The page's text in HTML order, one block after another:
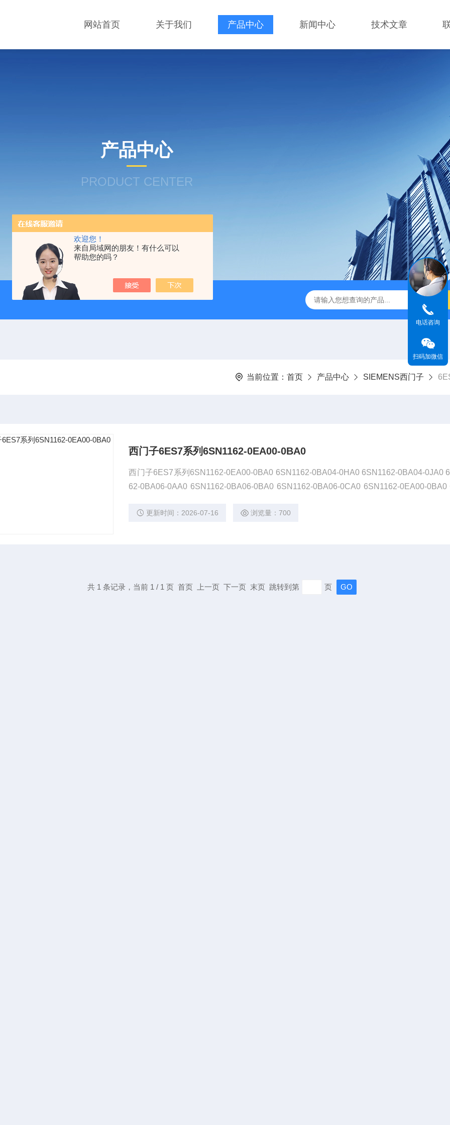
欢迎您！
来自局域网的朋友！有什么可以
帮助您的吗？
网站首页 关于我们 产品中心 新闻中心 技术文章
产品中心
PRODUCT CENTER
当前位置： 首页 产品中心 SIEMENS西门子
西门子6ES7系列6SN1162-0EA00-0BA0
西门子6ES7系列6SN1162-0EA00-0BA0 6SN1162-0BA04-0HA0 6SN1162-0BA04-0JA0
62-0BA06-0AA0 6SN1162-0BA06-0BA0 6SN1162-0BA06-0CA0 6SN1162-0EA00-0BA0
更新时间：2026-07-16 浏览量：700
共 1 条记录，当前 1 / 1 页 首页 上一页 下一页 末页 跳转到第 页
电话咨询
扫码加微信